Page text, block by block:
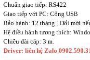
Chuẩn giao tiếp: RS422
Giao tiếp với PC: Cổng USB
Bảo hành: 12 tháng [ Đổi mới
Hệ điều hành tương thích:
Chiều dài cáp: 3 m.
Driver: liên hệ Zalo